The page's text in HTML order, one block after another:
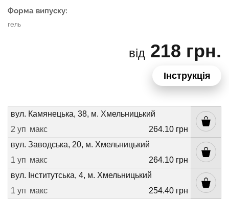
Форма випуску:
гель
від 218 грн.
Інструкція
вул. Камянецька, 38, м. Хмельницький
2 уп макс
264.10 грн
вул. Заводська, 20, м. Хмельницький
1 уп макс
264.10 грн
вул. Інститутська, 4, м. Хмельницький
1 уп макс
254.40 грн